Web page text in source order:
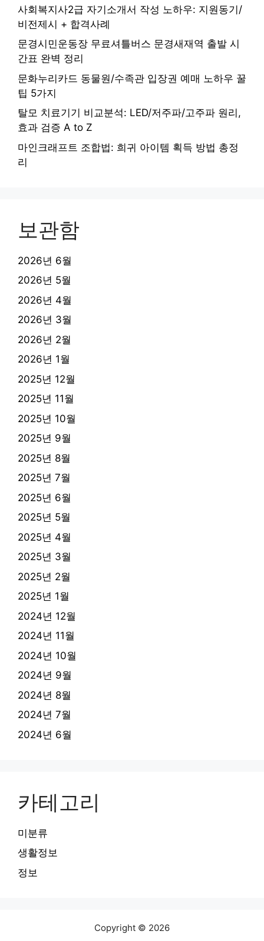
사회복지사2급 자기소개서 작성 노하우: 지원동기/
비전제시 + 합격사례
문경시민운동장 무료셔틀버스 문경새재역 출발 시
간표 완벽 정리
문화누리카드 동물원/수족관 입장권 예매 노하우 꿀
팁 5가지
탈모 치료기기 비교분석: LED/저주파/고주파 원리,
효과 검증 A to Z
마인크래프트 조합법: 희귀 아이템 획득 방법 총정
리
보관함
2026년 6월
2026년 5월
2026년 4월
2026년 3월
2026년 2월
2026년 1월
2025년 12월
2025년 11월
2025년 10월
2025년 9월
2025년 8월
2025년 7월
2025년 6월
2025년 5월
2025년 4월
2025년 3월
2025년 2월
2025년 1월
2024년 12월
2024년 11월
2024년 10월
2024년 9월
2024년 8월
2024년 7월
2024년 6월
카테고리
미분류
생활정보
정보
Copyright © 2026